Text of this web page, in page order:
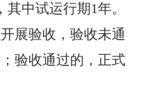
中试运行期1年。
展验收，验收未通
验收通过的，正式